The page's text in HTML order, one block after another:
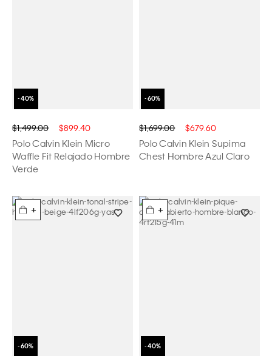
$1,499.00 $899.40
Polo Calvin Klein Micro
Waffle Fit Relajado Hombre
Verde
$1,699.00 $679.60
Polo Calvin Klein Supima
Chest Hombre Azul Claro
+ +